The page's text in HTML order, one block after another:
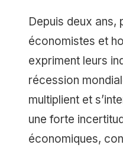
Depuis deux ans,
économistes et
expriment leurs
récession
multiplient et
une forte
économiques,